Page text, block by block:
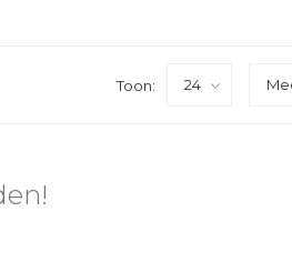
Toon: